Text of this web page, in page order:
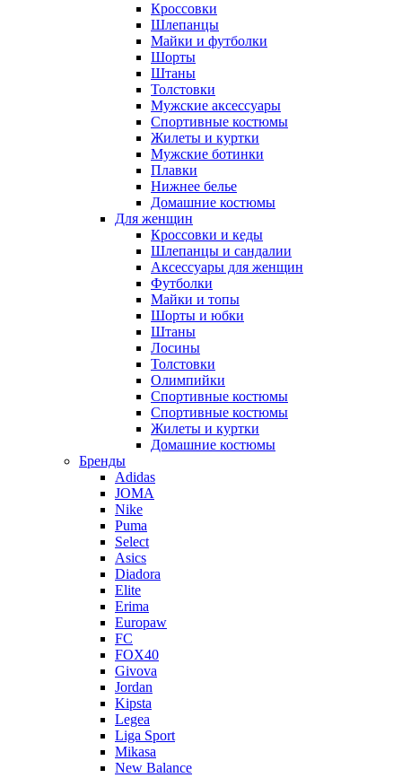
Кроссовки
Шлепанцы
Майки и футболки
Шорты
Штаны
Толстовки
Мужские аксессуары
Спортивные костюмы
Жилеты и куртки
Мужские ботинки
Плавки
Нижнее белье
Домашние костюмы
Для женщин
Кроссовки и кеды
Шлепанцы и сандалии
Аксессуары для женщин
Футболки
Майки и топы
Шорты и юбки
Штаны
Лосины
Толстовки
Олимпийки
Спортивные костюмы
Спортивные костюмы
Жилеты и куртки
Домашние костюмы
Бренды
Adidas
JOMA
Nike
Puma
Select
Asics
Diadora
Elite
Erima
Europaw
FC
FOX40
Givova
Jordan
Kipsta
Legea
Liga Sport
Mikasa
New Balance